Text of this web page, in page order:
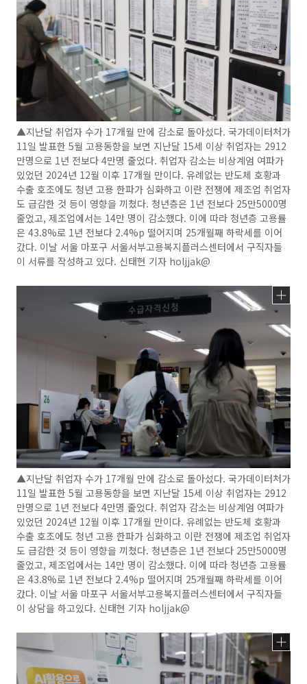
▲지난달 취업자 수가 17개월 만에 감소로 돌아섰다. 국가데이터처가
11일 발표한 5월 고용동향을 보면 지난달 15세 이상 취업자는 2912
만명으로 1년 전보다 4만명 줄었다. 취업자 감소는 비상계엄 여파가
있었던 2024년 12월 이후 17개월 만이다. 유례없는 반도체 호황과
수출 호조에도 청년 고용 한파가 심화하고 이란 전쟁에 제조업 취업자
도 급감한 것 등이 영향을 끼쳤다. 청년층은 1년 전보다 25만5000명
줄었고, 제조업에서는 14만 명이 감소했다. 이에 따라 청년층 고용률
은 43.8%로 1년 전보다 2.4%p 떨어지며 25개월째 하락세를 이어
갔다. 이날 서울 마포구 서울서부고용복지플러스센터에서 구직자들
이 서류를 작성하고 있다. 신태현 기자 holjjak@
▲지난달 취업자 수가 17개월 만에 감소로 돌아섰다. 국가데이터처가
11일 발표한 5월 고용동향을 보면 지난달 15세 이상 취업자는 2912
만명으로 1년 전보다 4만명 줄었다. 취업자 감소는 비상계엄 여파가
있었던 2024년 12월 이후 17개월 만이다. 유례없는 반도체 호황과
수출 호조에도 청년 고용 한파가 심화하고 이란 전쟁에 제조업 취업자
도 급감한 것 등이 영향을 끼쳤다. 청년층은 1년 전보다 25만5000명
줄었고, 제조업에서는 14만 명이 감소했다. 이에 따라 청년층 고용률
은 43.8%로 1년 전보다 2.4%p 떨어지며 25개월째 하락세를 이어
갔다. 이날 서울 마포구 서울서부고용복지플러스센터에서 구직자들
이 상담을 하고있다. 신태현 기자 holjjak@